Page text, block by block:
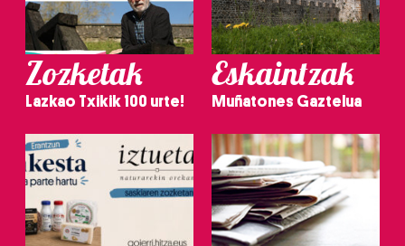
Zozketak
Lazkao Txikik 100 urte!
Eskaintzak
Muñatones Gaztelua